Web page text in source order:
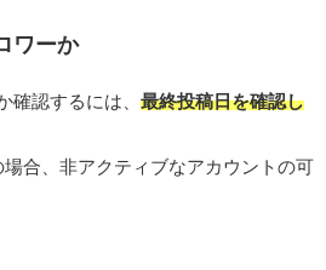
ワーか
確認するには、 最終投稿日を確認し
場合、非アクティブなアカウントの可